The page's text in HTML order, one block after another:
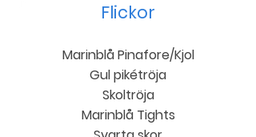
Flickor
Marinblå Pinafore/Kjol
Gul pikétröja
Skoltröja
Marinblå Tights